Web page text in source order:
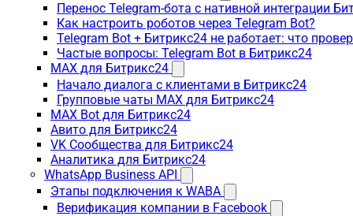
Перенос Telegram-бота с нативной интеграции
Как настроить роботов через Telegram Bot?
Telegram Bot + Битрикс24 не работает: что
Частые вопросы: Telegram Bot в Битрикс24
MAX для Битрикс24
Начало диалога с клиентами в Битрикс24
Групповые чаты MAX для Битрикс24
MAX Bot для Битрикс24
Авито для Битрикс24
VK Сообщества для Битрикс24
Аналитика для Битрикс24
WhatsApp Business API
Этапы подключения к WABA
Верификация компании в Facebook